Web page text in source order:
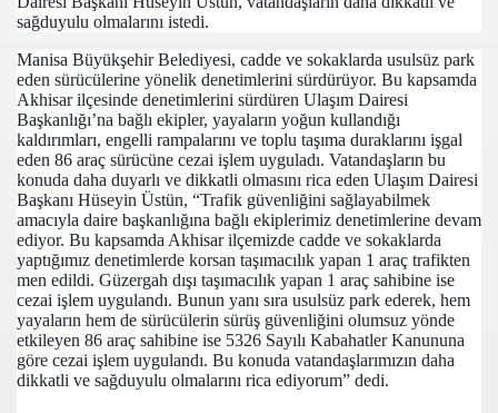
sağduyulu olmalarını istedi.
Manisa Büyükşehir Belediyesi, cadde ve sokaklarda usulsüz park
eden sürücülerine yönelik denetimlerini sürdürüyor. Bu kapsamda
Akhisar ilçesinde denetimlerini sürdüren Ulaşım Dairesi
Başkanlığı’na bağlı ekipler, yayaların yoğun kullandığı
kaldırımları, engelli rampalarını ve toplu taşıma duraklarını işgal
eden 86 araç sürücüne cezai işlem uyguladı. Vatandaşların bu
konuda daha duyarlı ve dikkatli olmasını rica eden Ulaşım Dairesi
Başkanı Hüseyin Üstün, “Trafik güvenliğini sağlayabilmek
amacıyla daire başkanlığına bağlı ekiplerimiz denetimlerine devam
ediyor. Bu kapsamda Akhisar ilçemizde cadde ve sokaklarda
yaptığımız denetimlerde korsan taşımacılık yapan 1 araç trafikten
men edildi. Güzergah dışı taşımacılık yapan 1 araç sahibine ise
cezai işlem uygulandı. Bunun yanı sıra usulsüz park ederek, hem
yayaların hem de sürücülerin sürüş güvenliğini olumsuz yönde
etkileyen 86 araç sahibine ise 5326 Sayılı Kabahatler Kanununa
göre cezai işlem uygulandı. Bu konuda vatandaşlarımızın daha
dikkatli ve sağduyulu olmalarını rica ediyorum” dedi.
... 2304-2494